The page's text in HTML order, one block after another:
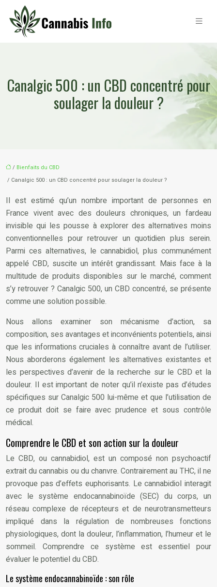
Canalgic 500 : un CBD concentré pour
soulager la douleur ?
/ Bienfaits du CBD
/ Canalgic 500 : un CBD concentré pour soulager la douleur ?
Il est estimé qu’un nombre important de personnes en
France vivent avec des douleurs chroniques, un fardeau
invisible qui les pousse à explorer des alternatives moins
conventionnelles pour retrouver un quotidien plus serein.
Parmi ces alternatives, le cannabidiol, plus communément
appelé CBD, suscite un intérêt grandissant. Mais face à la
multitude de produits disponibles sur le marché, comment
s’y retrouver ? Canalgic 500, un CBD concentré, se présente
comme une solution possible.
Nous allons examiner son mécanisme d’action, sa
composition, ses avantages et inconvénients potentiels, ainsi
que les informations cruciales à connaître avant de l’utiliser.
Nous aborderons également les alternatives existantes et
les perspectives d’avenir de la recherche sur le CBD et la
douleur. Il est important de noter qu’il n’existe pas d’études
spécifiques sur Canalgic 500 lui-même et que l’utilisation de
ce produit doit se faire avec prudence et sous contrôle
médical.
Comprendre le CBD et son action sur la douleur
Le CBD, ou cannabidiol, est un composé non psychoactif
extrait du cannabis ou du chanvre. Contrairement au THC, il ne
provoque pas d’effets euphorisants. Le cannabidiol interagit
avec le système endocannabinoïde (SEC) du corps, un
réseau complexe de récepteurs et de neurotransmetteurs
impliqué dans la régulation de nombreuses fonctions
physiologiques, dont la douleur, l’inflammation, l’humeur et le
sommeil. Comprendre ce système est essentiel pour
évaluer le potentiel du CBD.
Le système endocannabinoïde : son rôle